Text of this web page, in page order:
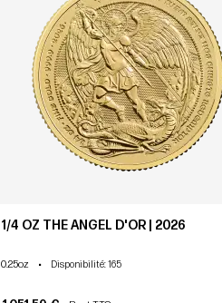
1/4 OZ THE ANGEL D'OR | 2026
0.25oz • Disponibilité: 165